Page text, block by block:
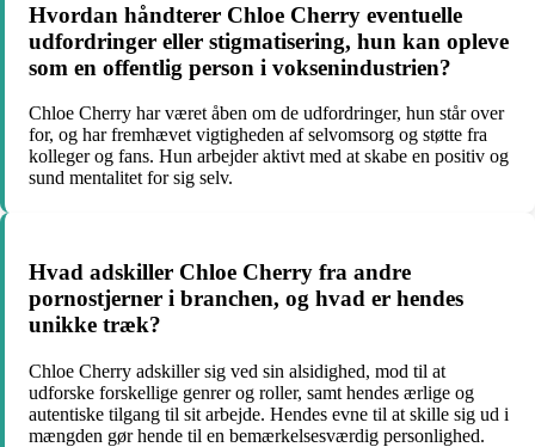
Hvordan håndterer Chloe Cherry eventuelle
udfordringer eller stigmatisering, hun kan opleve
som en offentlig person i voksenindustrien?
Chloe Cherry har været åben om de udfordringer, hun står over
for, og har fremhævet vigtigheden af selvomsorg og støtte fra
kolleger og fans. Hun arbejder aktivt med at skabe en positiv og
sund mentalitet for sig selv.
Hvad adskiller Chloe Cherry fra andre
pornostjerner i branchen, og hvad er hendes
unikke træk?
Chloe Cherry adskiller sig ved sin alsidighed, mod til at
udforske forskellige genrer og roller, samt hendes ærlige og
autentiske tilgang til sit arbejde. Hendes evne til at skille sig ud i
mængden gør hende til en bemærkelsesværdig personlighed.